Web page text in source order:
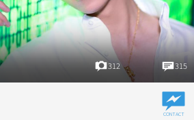
312 315